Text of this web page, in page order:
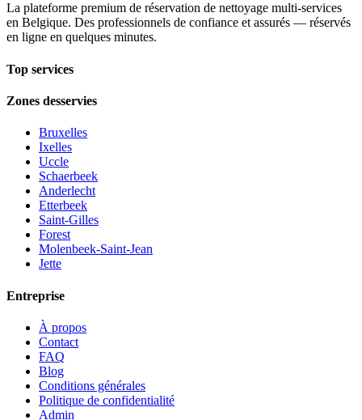
La plateforme premium de réservation de nettoyage multi-services
en Belgique. Des professionnels de confiance et assurés — réservés
en ligne en quelques minutes.
Top services
Zones desservies
Bruxelles
Ixelles
Uccle
Schaerbeek
Anderlecht
Etterbeek
Saint-Gilles
Forest
Molenbeek-Saint-Jean
Jette
Entreprise
À propos
Contact
FAQ
Blog
Conditions générales
Politique de confidentialité
Admin